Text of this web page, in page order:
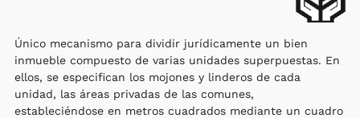
Único mecanismo para dividir jurídicamente un bien
inmueble compuesto de varias unidades superpuestas. En
ellos, se especifican los mojones y linderos de cada
unidad, las áreas privadas de las comunes,
estableciéndose en metros cuadrados mediante un cuadro